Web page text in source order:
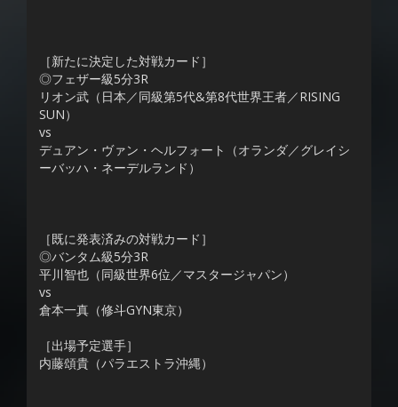
［新たに決定した対戦カード］
◎フェザー級5分3R
リオン武（日本／同級第5代&第8代世界王者／RISING
SUN）
vs
デュアン・ヴァン・ヘルフォート（オランダ／グレイシ
ーバッハ・ネーデルランド）
［既に発表済みの対戦カード］
◎バンタム級5分3R
平川智也（同級世界6位／マスタージャパン）
vs
倉本一真（修斗GYN東京）
［出場予定選手］
内藤頌貴（パラエストラ沖縄）